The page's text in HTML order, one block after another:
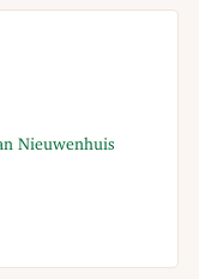
Nieuwenhuis